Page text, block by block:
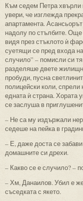
Към седем Петра хвърли
увери, че изглежда
апартамента.
надолу по стълбите.
видя през стъклото ѝ
суетящи се пред входа
случило” – помисли си
разделяше двете
пробуди, пусна
полицейски коли,
едната ѝ страна. Хората
се заслуша в
– Не са му издържали
седеше на пейка в
– Е, даже доста се
домашните си дрехи.
– Какво се е случило? –
– Хм, Данаилов. Убил е
съседката с якето.